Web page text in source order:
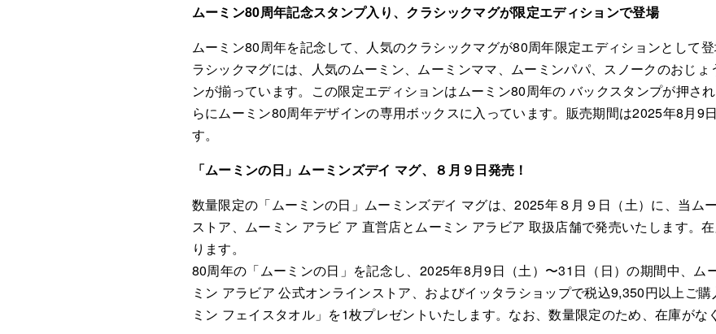
ムーミン80周年記念スタンプ入り、クラシックマグが限定エディションで登場
ムーミン80周年を記念して、人気のクラシックマグが80周年限定エディションとして
ラシックマグには、人気のムーミン、ムーミンママ、ムーミンパパ、スノークのおじ
ンが揃っています。この限定エディションはムーミン80周年の バックスタンプが押さ
らにムーミン80周年デザインの専用ボックスに入っています。販売期間は2025年8月9
す。
「ムーミンの日」ムーミンズデイ マグ、８月９日発売！
数量限定の「ムーミンの日」ムーミンズデイ マグは、2025年８月９日（土）に、当ム
ストア、ムーミン アラビ ア 直営店とムーミン アラビア 取扱店舗で発売いたします。
ります。
80周年の「ムーミンの日」を記念し、2025年8月9日（土）〜31日（日）の期間中、ム
ミン アラビア 公式オンラインストア、およびイッタラショップで税込9,350円以上ご
ミン フェイスタオル」を1枚プレゼントいたします。なお、数量限定のため、在庫がな